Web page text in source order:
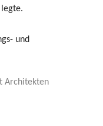
und
Architekten